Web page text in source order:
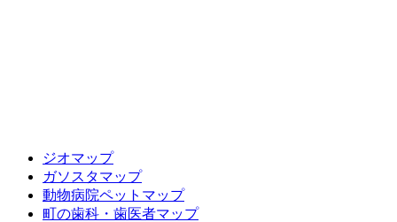
ジオマップ
ガソスタマップ
動物病院ペットマップ
町の歯科・歯医者マップ